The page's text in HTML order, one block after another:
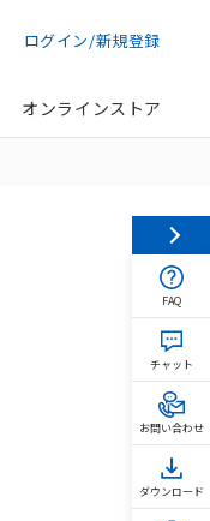
ログイン/新規登録
オンラインストア
FAQ
チャット
お問い合わせ
ダウンロード